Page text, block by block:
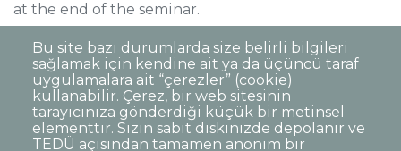
at the end of the seminar.
Sincerely,
Bu site bazı durumlarda size belirli bilgileri
sağlamak için kendine ait ya da üçüncü taraf
uygulamalara ait “çerezler” (cookie)
kullanabilir. Çerez, bir web sitesinin
tarayıcınıza gönderdiği küçük bir metinsel
elementtir. Sizin sabit diskinizde depolanır ve
TEDÜ açısından tamamen anonim bir